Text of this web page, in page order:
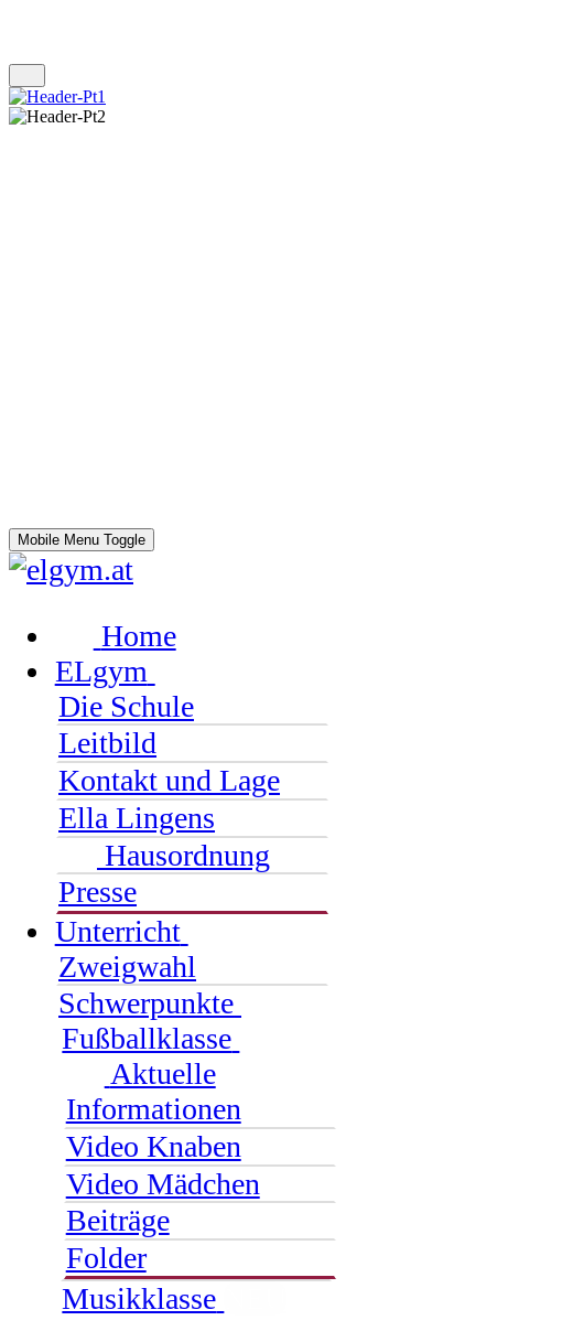
Mobile Menu Toggle
Home
ELgym
Die Schule
Leitbild
Kontakt und Lage
Ella Lingens
Hausordnung
Presse
Unterricht
Zweigwahl
Schwerpunkte
Fußballklasse
Aktuelle
Informationen
Video Knaben
Video Mädchen
Beiträge
Folder
Musikklasse